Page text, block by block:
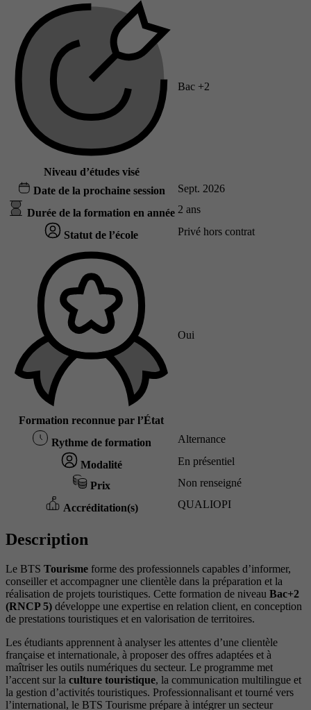
Niveau d’études visé
Bac +2
Date de la prochaine session Sept. 2026
Durée de la formation en année 2 ans
Statut de l’école Privé hors contrat
Formation reconnue par l’État
Oui
Rythme de formation Alternance
Modalité En présentiel
Prix Non renseigné
Accréditation(s) QUALIOPI
Description
Le BTS Tourisme forme des professionnels capables d’informer,
conseiller et accompagner une clientèle dans la préparation et la
réalisation de projets touristiques. Cette formation de niveau Bac+2
(RNCP 5) développe une expertise en relation client, en conception
de prestations touristiques et en valorisation de territoires.
Les étudiants apprennent à analyser les attentes d’une clientèle
française et internationale, à proposer des offres adaptées et à
maîtriser les outils numériques du secteur. Le programme met
l’accent sur la culture touristique, la communication multilingue et
la gestion d’activités touristiques. Professionnalisant et tourné vers
l’international, le BTS Tourisme prépare à intégrer un secteur